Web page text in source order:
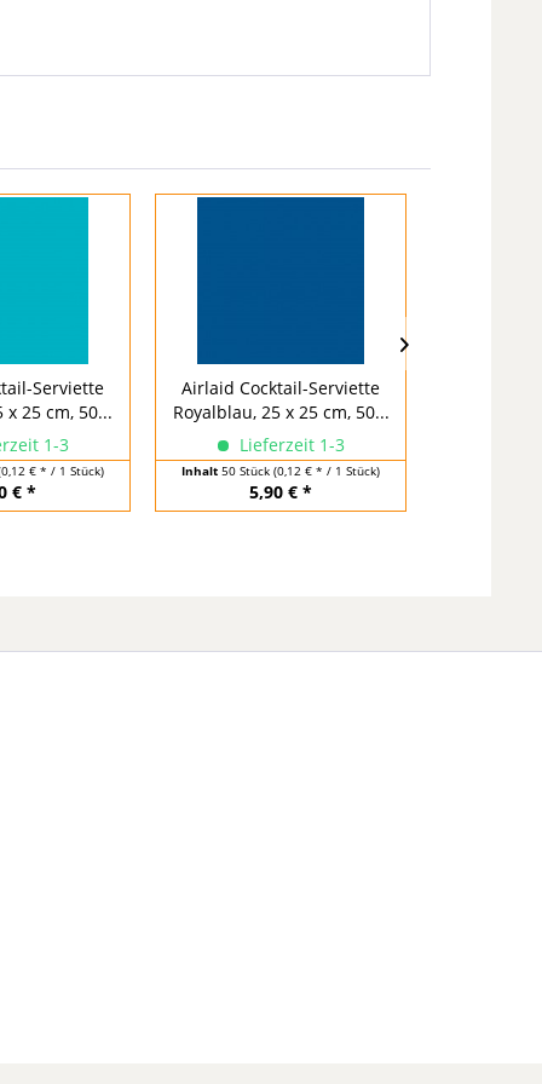
Serviette
25 cm, 50...
1-3
€ * / 1 Stück)
€ *
Airlaid Cocktail-Serviette
Royalblau, 25 x 25 cm, 50...
Lieferzeit 1-3
Inhalt 50 Stück (0,12 € * / 1 Stück)
5,90 € *